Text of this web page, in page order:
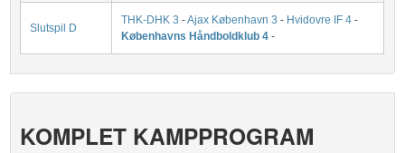
Slutspil D
THK-DHK 3 -Ajax København 3 - Hvidovre IF 4 -
Københavns Håndboldklub 4 -
KOMPLET KAMPPROGRAM